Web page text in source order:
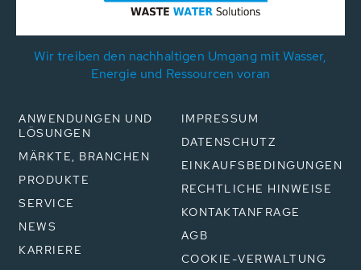
Wir treiben den nachhaltigen Umgang mit Wasser,
Energie und Ressourcen voran
ANWENDUNGEN UND
LÖSUNGEN
MÄRKTE, BRANCHEN
PRODUKTE
SERVICE
NEWS
KARRIERE
IMPRESSUM
DATENSCHUTZ
EINKAUFSBEDINGUNGEN
RECHTLICHE HINWEISE
KONTAKTANFRAGE
AGB
COOKIE-VERWALTUNG